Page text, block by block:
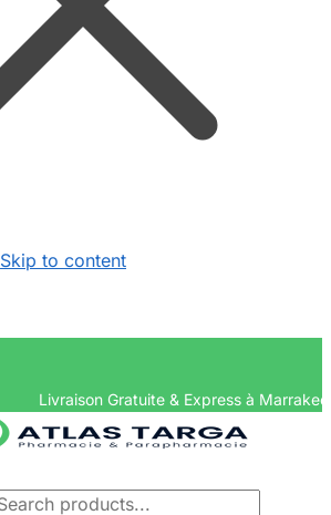
Skip to content
Livraison Gratuite &